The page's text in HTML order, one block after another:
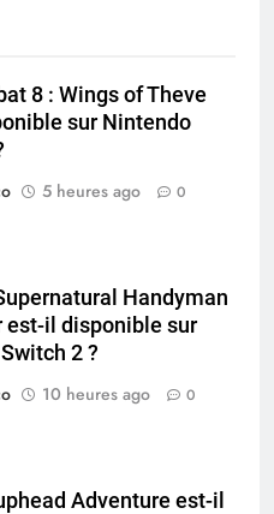
8 : Wings of Theve
sur Nintendo
5 heures ago 0
Handyman
est-il disponible sur
2 ?
10 heures ago 0
Adventure est-il